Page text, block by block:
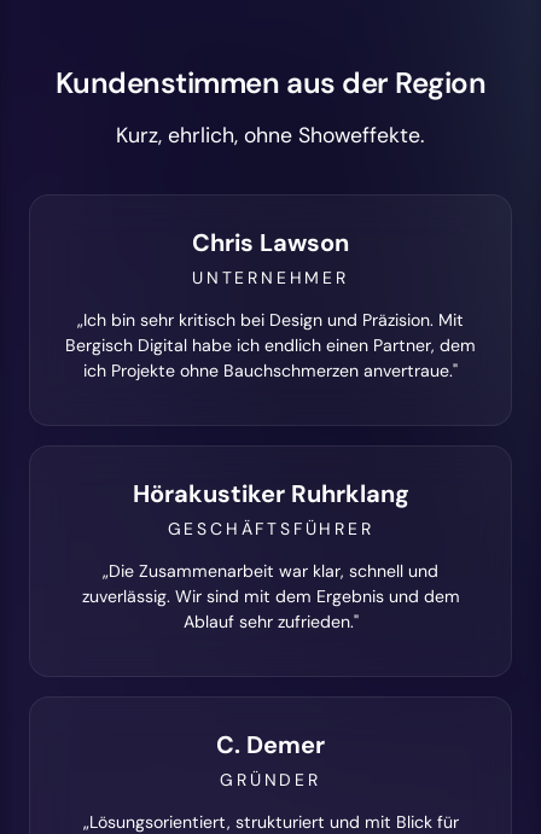
Kundenstimmen aus der Region
Kurz, ehrlich, ohne Showeffekte.
Chris Lawson
UNTERNEHMER
„Ich bin sehr kritisch bei Design und Präzision. Mit
Bergisch Digital habe ich endlich einen Partner, dem
ich Projekte ohne Bauchschmerzen anvertraue."
Hörakustiker Ruhrklang
GESCHÄFTSFÜHRER
„Die Zusammenarbeit war klar, schnell und
zuverlässig. Wir sind mit dem Ergebnis und dem
Ablauf sehr zufrieden."
C. Demer
GRÜNDER
„Lösungsorientiert, strukturiert und mit Blick für